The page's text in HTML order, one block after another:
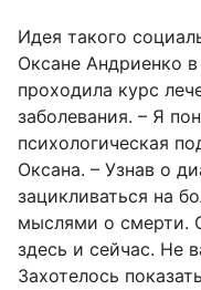
Идея такого
Оксане Андриенко
проходила курс
заболевания. – Я
психологическая
Оксана. – Узнав о
зацикливаться на
мыслями о смерти.
здесь и сейчас. Не
Захотелось